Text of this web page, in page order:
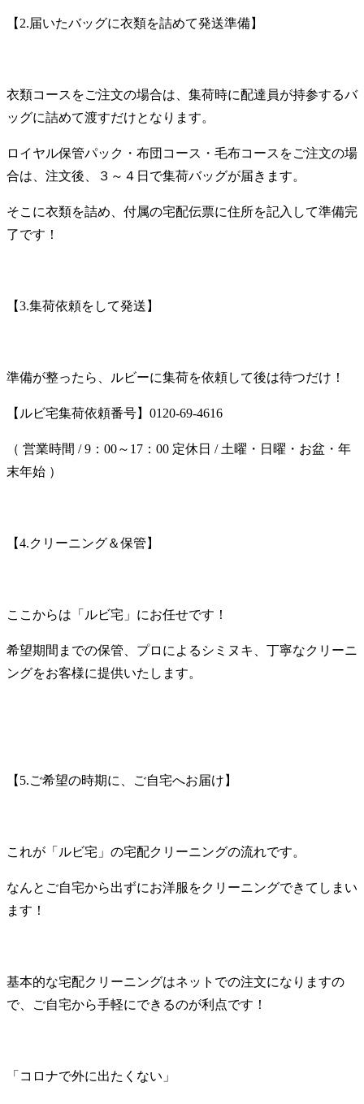
【 2.届いたバッグに衣類を詰めて発送準備】
衣類コースをご注文の場合は、集荷時に配達員が持参するバ
ッグに詰めて渡すだけとなります。
ロイヤル保管パック・布団コース・毛布コースをご注文の場
合は、注文後、３～４日で集荷バッグが届きます。
そこに衣類を詰め、付属の宅配伝票に住所を記入して準備完
了です！
【3.集荷依頼をして発送】
準備が整ったら、ルビーに集荷を依頼して後は待つだけ！
【ルビ宅集荷依頼番号】 0120-69-4616
（ 営業時間 / 9 ： 00～ 17 ： 00 定休日 / 土曜・日曜・お盆・年
末年始 ）
【4.クリーニング＆保管】
ここからは「ルビ宅」にお任せです！
希望期間までの保管、プロによるシミヌキ、丁寧なクリーニ
ングをお客様に提供いたします。
【 5.ご希望の時期に、ご自宅へお届け】
これが「ルビ宅」の宅配クリーニングの流れです。
なんとご自宅から出ずにお洋服をクリーニングできてしまい
ます！
基本的な宅配クリーニングはネットでの注文になりますの
で、ご自宅から手軽にできるのが利点です！
「コロナで外に出たくない」